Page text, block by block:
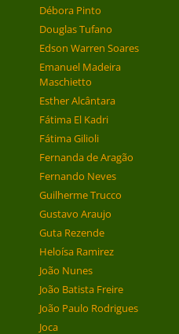
Débora Pinto
Douglas Tufano
Edson Warren Soares
Emanuel Madeira
Maschietto
Esther Alcântara
Fátima El Kadri
Fátima Gilioli
Fernanda de Aragão
Fernando Neves
Guilherme Trucco
Gustavo Araujo
Guta Rezende
Heloísa Ramirez
João Nunes
João Batista Freire
João Paulo Rodrigues
Joca